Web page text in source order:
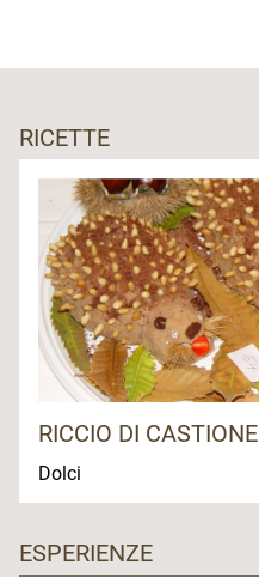
RICETTE
RICCIO DI CASTIONE
Dolci
ESPERIENZE